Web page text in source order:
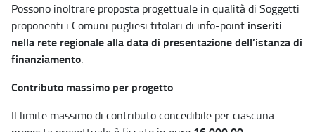
Possono inoltrare proposta progettuale in qualità di Soggetti
proponenti i Comuni pugliesi titolari di info-point inseriti
nella rete regionale alla data di presentazione dell’istanza di
finanziamento.
Contributo massimo per progetto
Il limite massimo di contributo concedibile per ciascuna